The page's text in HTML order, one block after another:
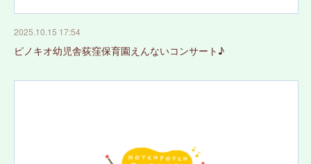
2025.10.15 17:54
ピノキオ幼児舎荻窪保育園えんないコンサート♪